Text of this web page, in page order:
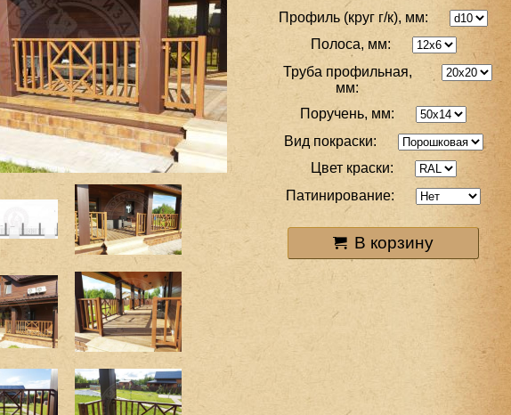
Профиль (круг г/к), мм:
Полоса, мм:
Труба профильная,
мм:
Поручень, мм:
Вид покраски:
Цвет краски:
Патинирование:
В корзину